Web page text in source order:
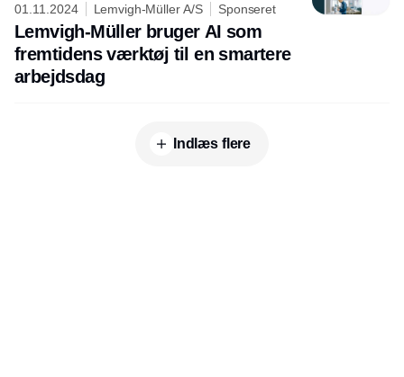
01.11.2024 Lemvigh-Müller A/S Sponseret
Lemvigh-Müller bruger AI som
fremtidens værktøj til en smartere
arbejdsdag
Indlæs flere